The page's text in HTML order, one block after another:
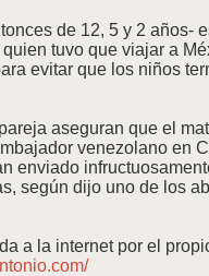
de 12, 5 y 2 años-
tuvo que viajar a
evitar que los niños
aseguran que el
venezolano en
enviado
según dijo uno de los
a la internet por el